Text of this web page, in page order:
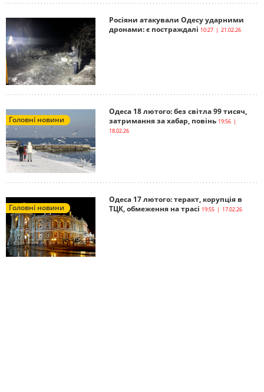
Росіяни атакували Одесу ударними
дронами: є постраждалі 10:27 | 21.02.26
Головні новини
Одеса 18 лютого: без світла 99 тисяч,
затримання за хабар, повінь 19:56 |
18.02.26
Головні новини
Одеса 17 лютого: теракт, корупція в
ТЦК, обмеження на трасі 19:55 | 17.02.26